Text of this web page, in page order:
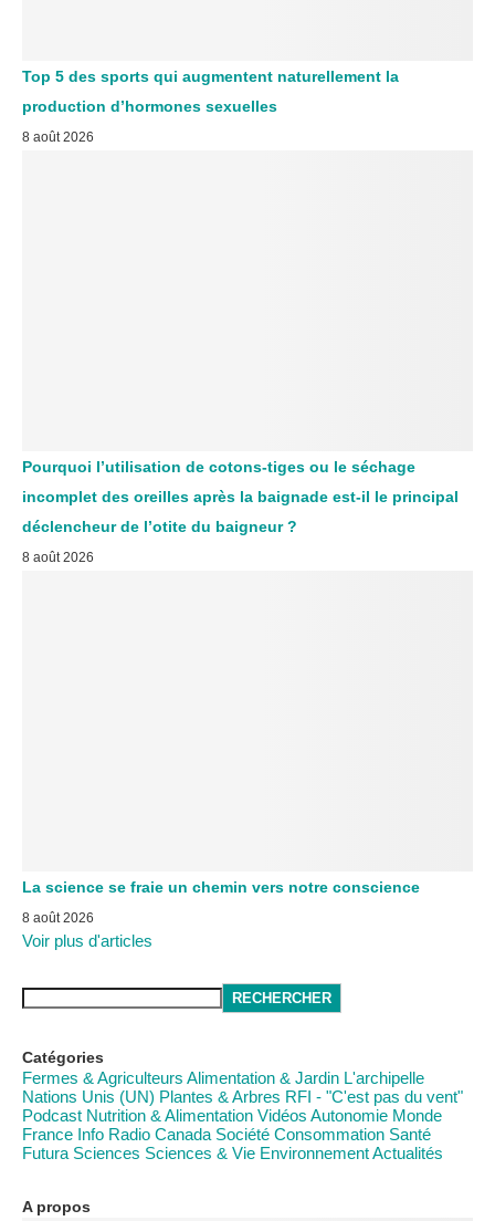
Top 5 des sports qui augmentent naturellement la
production d’hormones sexuelles
8 août 2026
Pourquoi l’utilisation de cotons-tiges ou le séchage
incomplet des oreilles après la baignade est-il le principal
déclencheur de l’otite du baigneur ?
8 août 2026
La science se fraie un chemin vers notre conscience
8 août 2026
Voir plus d'articles
RECHERCHER
Catégories
Fermes & Agriculteurs Alimentation & Jardin L'archipelle
Nations Unis (UN) Plantes & Arbres RFI - "C'est pas du vent"
Podcast Nutrition & Alimentation Vidéos Autonomie Monde
France Info Radio Canada Société Consommation Santé
Futura Sciences Sciences & Vie EnvironnementActualités
A propos